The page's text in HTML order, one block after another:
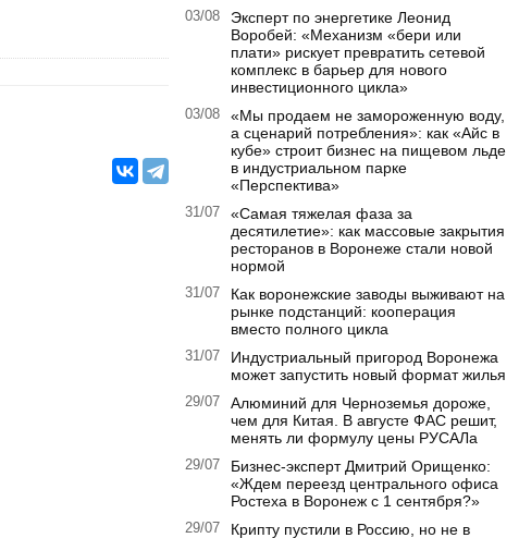
03/08
Эксперт по энергетике Леонид
Воробей: «Механизм «бери или
плати» рискует превратить сетевой
комплекс в барьер для нового
инвестиционного цикла»
03/08
«Мы продаем не замороженную воду,
а сценарий потребления»: как «Айс в
кубе» строит бизнес на пищевом льде
в индустриальном парке
«Перспектива»
31/07
«Самая тяжелая фаза за
десятилетие»: как массовые закрытия
ресторанов в Воронеже стали новой
нормой
31/07
Как воронежские заводы выживают на
рынке подстанций: кооперация
вместо полного цикла
31/07
Индустриальный пригород Воронежа
может запустить новый формат жилья
29/07
Алюминий для Черноземья дороже,
чем для Китая. В августе ФАС решит,
менять ли формулу цены РУСАЛа
29/07
Бизнес-эксперт Дмитрий Орищенко:
«Ждем переезд центрального офиса
Ростеха в Воронеж с 1 сентября?»
29/07
Крипту пустили в Россию, но не в